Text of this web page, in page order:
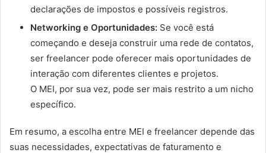
declarações de impostos e possíveis registros.
Networking e Oportunidades: Se você está
começando e deseja construir uma rede de contatos,
ser freelancer pode oferecer mais oportunidades de
interação com diferentes clientes e projetos.
O MEI, por sua vez, pode ser mais restrito a um nicho
específico.
Em resumo, a escolha entre MEI e freelancer depende das
suas necessidades, expectativas de faturamento e